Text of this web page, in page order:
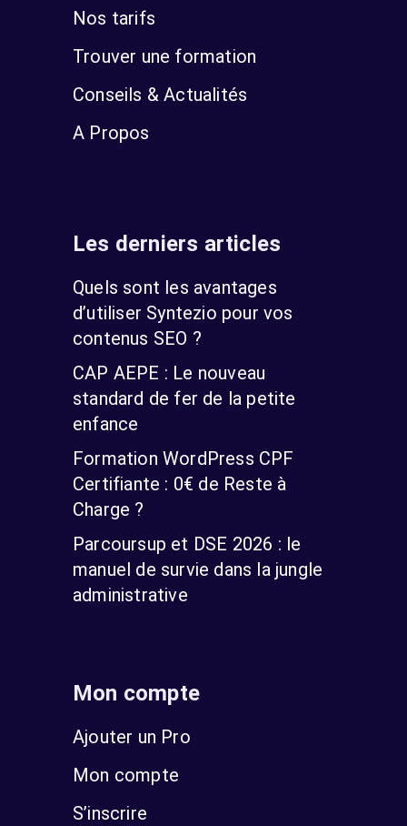
Nos tarifs
Trouver une formation
Conseils & Actualités
A Propos
Les derniers articles
Quels sont les avantages
d’utiliser Syntezio pour vos
contenus SEO ?
CAP AEPE : Le nouveau
standard de fer de la petite
enfance
Formation WordPress CPF
Certifiante : 0€ de Reste à
Charge ?
Parcoursup et DSE 2026 : le
manuel de survie dans la jungle
administrative
Mon compte
Ajouter un Pro
Mon compte
S’inscrire